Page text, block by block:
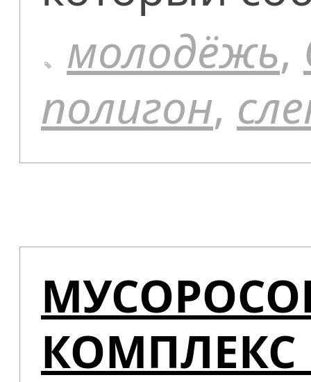
молодёжь,
полигон,
КОМПЛЕКС